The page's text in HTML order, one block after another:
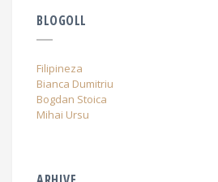
BLOGOLL
Filipineza
Bianca Dumitriu
Bogdan Stoica
Mihai Ursu